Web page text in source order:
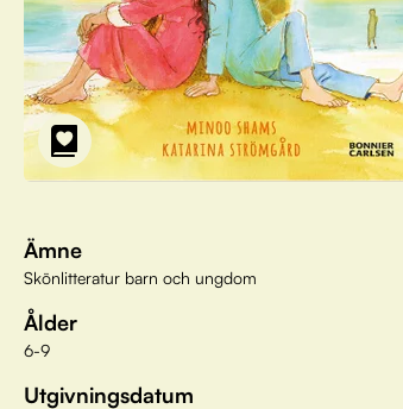
Ämne
Skönlitteratur barn och ungdom
Ålder
6-9
Utgivningsdatum